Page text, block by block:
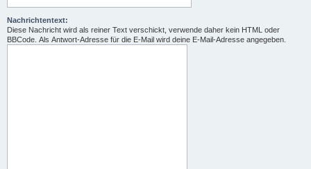
Nachrichtentext:
Diese Nachricht wird als reiner Text verschickt, verwende daher kein HTML oder
BBCode. Als Antwort-Adresse für die E-Mail wird deine E-Mail-Adresse angegeben.